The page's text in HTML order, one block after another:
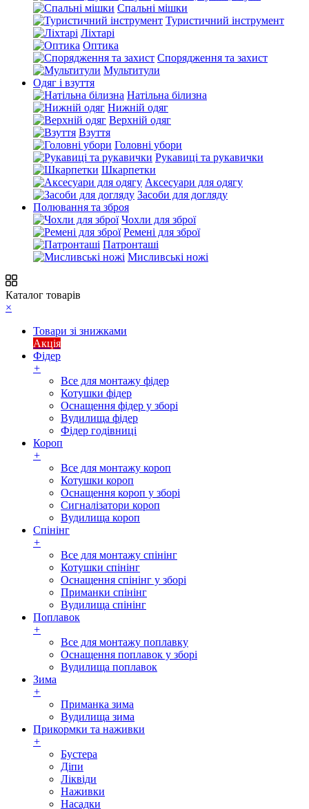
Спальні мішки
Туристичний інструмент
Ліхтарі
Оптика
Спорядження та захист
Мультитули
Одяг і взуття
Натільна білизна
Нижній одяг
Верхній одяг
Взуття
Головні убори
Рукавиці та рукавички
Шкарпетки
Аксесуари для одягу
Засоби для догляду
Полювання та зброя
Чохли для зброї
Ремені для зброї
Патронташі
Мисливські ножі
Каталог товарів
×
Товари зі знижками
Акція
Фідер
+
Все для монтажу фідер
Котушки фідер
Оснащення фідер у зборі
Вудилища фідер
Фідер годівниці
Короп
+
Все для монтажу короп
Котушки короп
Оснащення короп у зборі
Сигналізатори короп
Вудилища короп
Спінінг
+
Все для монтажу спінінг
Котушки спінінг
Оснащення спінінг у зборі
Приманки спінінг
Вудилища спінінг
Поплавок
+
Все для монтажу поплавку
Оснащення поплавок у зборі
Вудилища поплавок
Зима
+
Приманка зима
Вудилища зима
Прикормки та наживки
+
Бустера
Діпи
Ліквіди
Наживки
Насадки